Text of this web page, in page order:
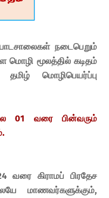
நடைபெறும்
மொழி மூலத்தில் கடிதம்
மொழிபெயர்ப்பு
01 வரை பின்வரும்
வரை கிராமப் பிரதேச
மாணவர்களுக்கும்,